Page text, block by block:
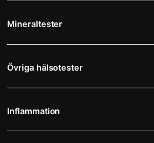
Mineraltester
Övriga hälsotester
Inflammation